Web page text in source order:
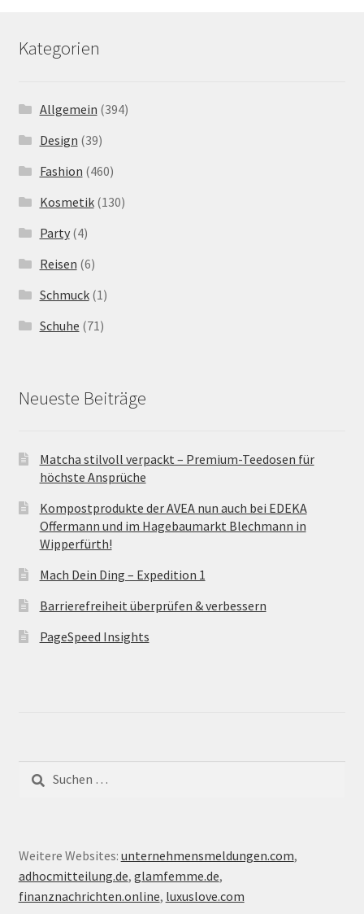
Kategorien
Allgemein (394)
Design (39)
Fashion (460)
Kosmetik(130)
Party(4)
Reisen (6)
Schmuck(1)
Schuhe (71)
Neueste Beiträge
Matcha stilvoll verpackt – Premium-Teedosen für
höchste Ansprüche
Kompostprodukte der AVEA nun auch bei EDEKA
Offermann und im Hagebaumarkt Blechmann in
Wipperfürth!
Mach Dein Ding – Expedition 1
Barrierefreiheit überprüfen & verbessern
PageSpeed Insights
Suche
nach:
Weitere Websites: unternehmensmeldungen.com,
adhocmitteilung.de, glamfemme.de,
finanznachrichten.online, luxuslove.com